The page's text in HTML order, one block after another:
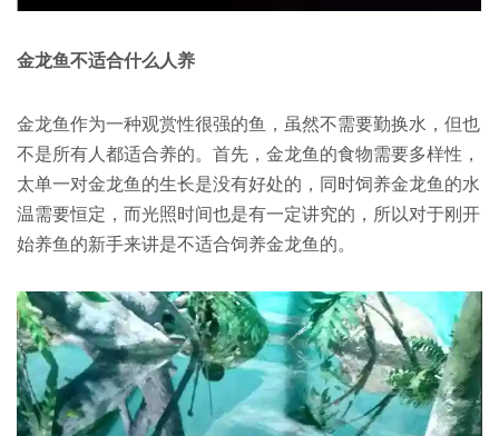
金龙鱼不适合什么人养
金龙鱼作为一种观赏性很强的鱼，虽然不需要勤换水，但也
不是所有人都适合养的。首先，金龙鱼的食物需要多样性，
太单一对金龙鱼的生长是没有好处的，同时饲养金龙鱼的水
温需要恒定，而光照时间也是有一定讲究的，所以对于刚开
始养鱼的新手来讲是不适合饲养金龙鱼的。